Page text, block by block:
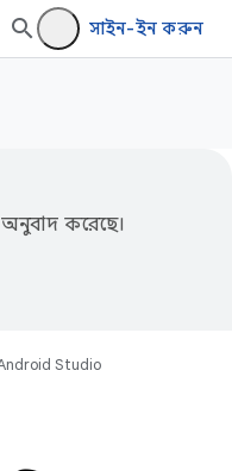
সাইন-ইন করুন
অনুবাদ করেছে।
Studio